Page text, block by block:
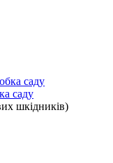
саду
шкідників)